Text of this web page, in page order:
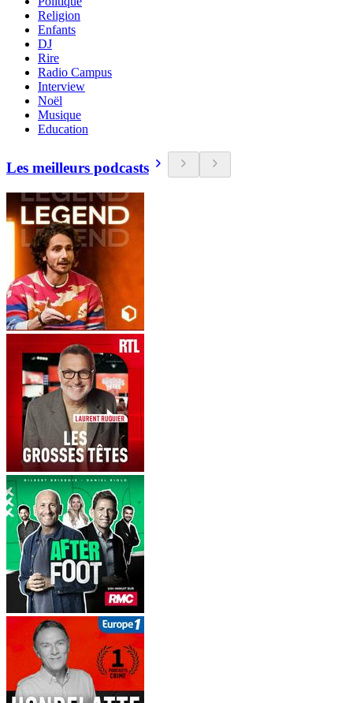
Religion
Enfants
DJ
Rire
Radio Campus
Interview
Noël
Musique
Education
Les meilleurs podcasts